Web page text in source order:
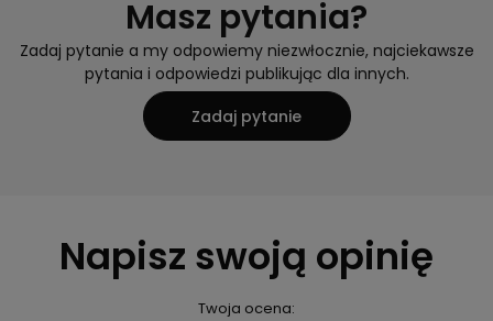
Masz pytania?
Zadaj pytanie a my odpowiemy niezwłocznie, najciekawsze
pytania i odpowiedzi publikując dla innych.
Zadaj pytanie
Napisz swoją opinię
Twoja ocena: